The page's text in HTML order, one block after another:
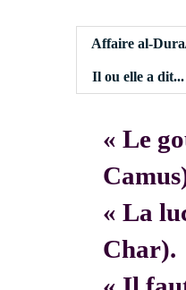
Affaire al-
Il ou elle a dit...
« Le
« La
Char).